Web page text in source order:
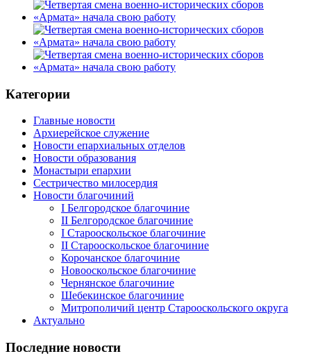
Категории
Главные новости
Архиерейское служение
Новости епархиальных отделов
Новости образования
Монастыри епархии
Сестричество милосердия
Новости благочиний
I Белгородское благочиние
II Белгородское благочиние
I Старооскольское благочиние
II Старооскольское благочиние
Корочанское благочиние
Новооскольское благочиние
Чернянское благочиние
Шебекинское благочиние
Митрополичий центр Старооскольского округа
Актуально
Последние новости